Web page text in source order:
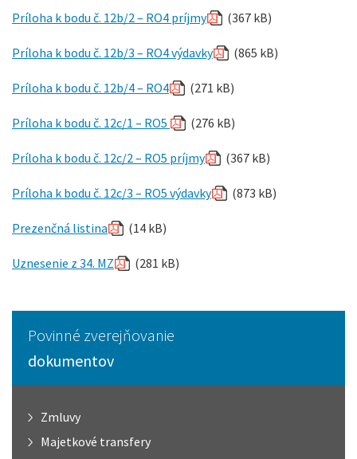
Príloha k bodu č. 12b/2 – RO4 príjmy (367 kB)
Príloha k bodu č. 12b/3 – RO4 výdavky (865 kB)
Príloha k bodu č. 12b/4 – RO4 (271 kB)
Príloha k bodu č. 12c/1 – RO5 (276 kB)
Príloha k bodu č. 12c/2 – RO5 príjmy (367 kB)
Príloha k bodu č. 12c/3 – RO5 výdavky (873 kB)
Prezenčná listina (14 kB)
Uznesenie z 34. MZ (281 kB)
Povinné zverejňovanie
dokumentov
Zmluvy
Majetkové transfery